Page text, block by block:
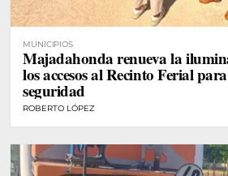
MUNICIPIOS
Majadahonda renueva la
los accesos al Recinto Ferial
seguridad
ROBERTO LÓPEZ